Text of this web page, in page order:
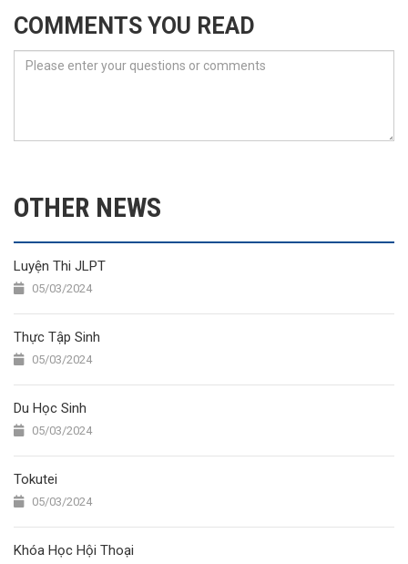
COMMENTS YOU READ
OTHER NEWS
Luyện Thi JLPT
05/03/2024
Thực Tập Sinh
05/03/2024
Du Học Sinh
05/03/2024
Tokutei
05/03/2024
Khóa Học Hội Thoại